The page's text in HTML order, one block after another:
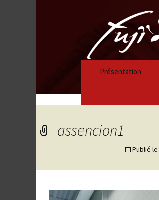
Présentation
assencion1
Publié le